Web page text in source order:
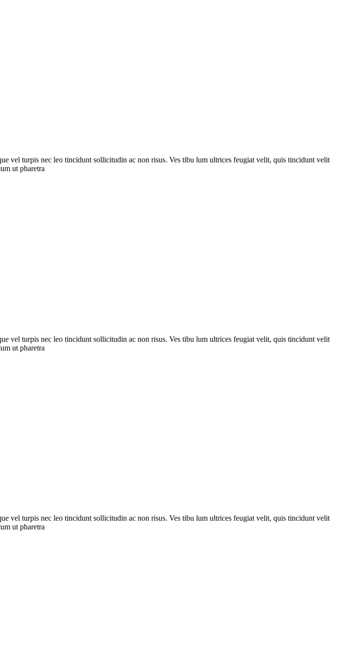
vel turpis nec leo tincidunt sollicitudin ac non risus. Ves tibu lum ultrices feugiat velit, quis tincidunt velit
ut pharetra
vel turpis nec leo tincidunt sollicitudin ac non risus. Ves tibu lum ultrices feugiat velit, quis tincidunt velit
ut pharetra
vel turpis nec leo tincidunt sollicitudin ac non risus. Ves tibu lum ultrices feugiat velit, quis tincidunt velit
ut pharetra